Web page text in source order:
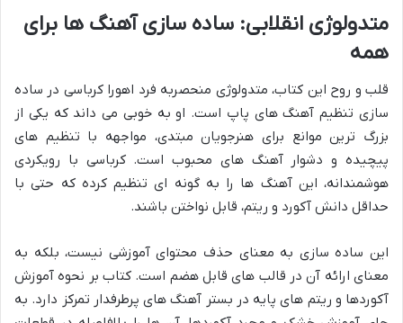
متدولوژی انقلابی: ساده سازی آهنگ ها برای
همه
قلب و روح این کتاب، متدولوژی منحصربه فرد اهورا کرباسی در ساده
سازی تنظیم آهنگ های پاپ است. او به خوبی می داند که یکی از
بزرگ ترین موانع برای هنرجویان مبتدی، مواجهه با تنظیم های
پیچیده و دشوار آهنگ های محبوب است. کرباسی با رویکردی
هوشمندانه، این آهنگ ها را به گونه ای تنظیم کرده که حتی با
حداقل دانش آکورد و ریتم، قابل نواختن باشند.
این ساده سازی به معنای حذف محتوای آموزشی نیست، بلکه به
معنای ارائه آن در قالب های قابل هضم است. کتاب بر نحوه آموزش
آکوردها و ریتم های پایه در بستر آهنگ های پرطرفدار تمرکز دارد. به